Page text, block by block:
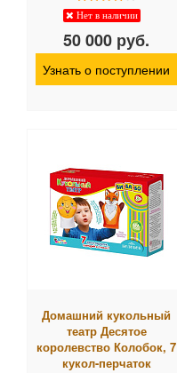
Нет в наличии
50 000 руб.
Узнать о поступлении
Домашний кукольный
театр Десятое
королевство Колобок, 7
кукол-перчаток